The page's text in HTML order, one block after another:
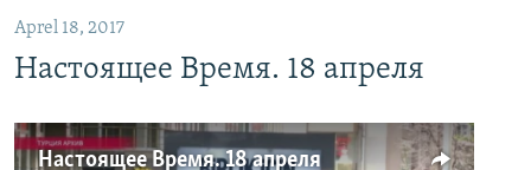
Aprel 18, 2017
Настоящее Время. 18 апреля
Настоящее Время. 18 апреля